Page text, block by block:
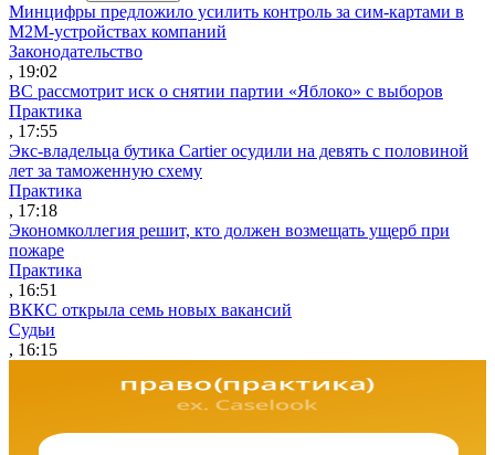
Минцифры предложило усилить контроль за сим-картами в
M2M-устройствах компаний
Законодательство
, 19:02
ВС рассмотрит иск о снятии партии «Яблоко» с выборов
Практика
, 17:55
Экс-владельца бутика Cartier осудили на девять с половиной
лет за таможенную схему
Практика
, 17:18
Экономколлегия решит, кто должен возмещать ущерб при
пожаре
Практика
, 16:51
ВККС открыла семь новых вакансий
Судьи
, 16:15